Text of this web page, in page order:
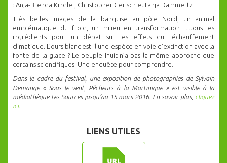
: Anja-Brenda Kindler, Christopher Gerisch etTanja Dammertz
Très belles images de la banquise au pôle Nord, un animal
emblématique du froid, un milieu en transformation …tous les
ingrédients pour un débat sur les effets du réchauffement
climatique. L’ours blanc est-il une espèce en voie d’extinction avec la
fonte de la glace ? Le peuple Inuit n’a pas la même approche que
certains scientifiques. Une enquête pour comprendre.
Dans le cadre du festival, une exposition de photographies de Sylvain
Demange « Sous le vent, Pêcheurs à la Martinique » est visible à la
médiathèque Les Sources jusqu’au 15 mars 2016. En savoir plus, cliquez
ici.
LIENS UTILES